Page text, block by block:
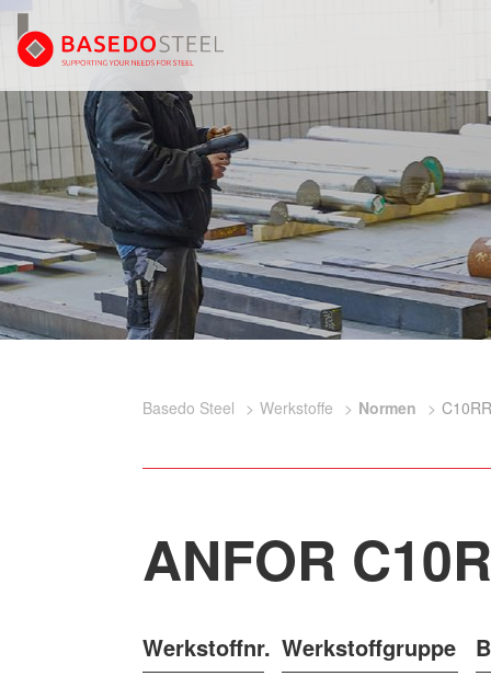
Basedo Steel Werkstoffe Normen C10RR
ANFOR
Werkstoffnr. Werkstoffgruppe